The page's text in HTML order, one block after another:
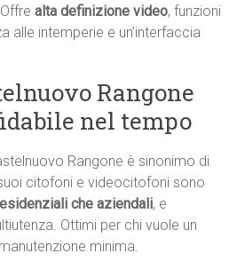
alta definizione video, funzioni
alle intemperie e un’interfaccia
Rangone 
nel tempo
Rangone è sinonimo di
citofoni e videocitofoni sono
che aziendali, e
Ottimi per chi vuole un
minima.